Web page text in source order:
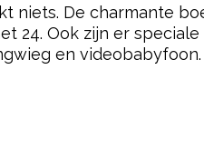
niets. De charmante
24. Ook zijn er
en